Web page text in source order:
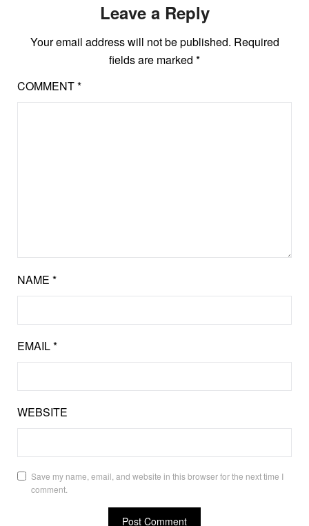
Leave a Reply
Your email address will not be published. Required
fields are marked *
COMMENT*
NAME *
EMAIL*
WEBSITE
Save my name, email, and website in this browser for the next time I
comment.